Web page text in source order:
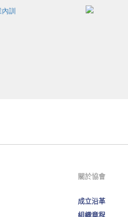
關於協會
成立沿革
組織章程